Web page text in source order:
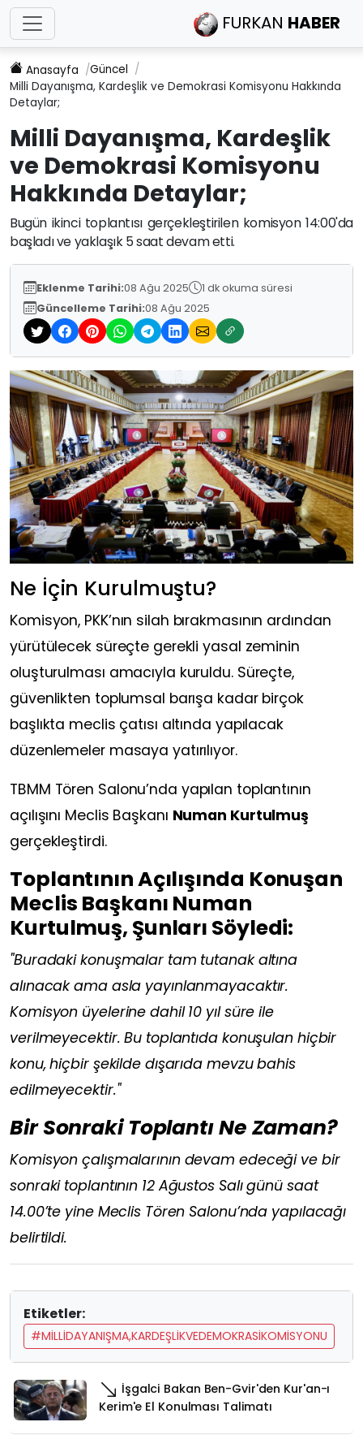
FURKAN HABER
Anasayfa
Güncel
Milli Dayanışma, Kardeşlik ve Demokrasi Komisyonu Hakkında
Detaylar;
Milli Dayanışma, Kardeşlik
ve Demokrasi Komisyonu
Hakkında Detaylar;
Bugün ikinci toplantısı gerçekleştirilen komisyon 14:00'da
başladı ve yaklaşık 5 saat devam etti.
Eklenme Tarihi:08 Ağu 2025
1 dk okuma süresi
Güncelleme Tarihi:08 Ağu 2025
Ne İçin Kurulmuştu?
Komisyon, PKK’nın silah bırakmasının ardından
yürütülecek süreçte gerekli yasal zeminin
oluşturulması amacıyla kuruldu. Süreçte,
güvenlikten toplumsal barışa kadar birçok
başlıkta meclis çatısı altında yapılacak
düzenlemeler masaya yatırılıyor.
TBMM Tören Salonu’nda yapılan toplantının
açılışını Meclis Başkanı Numan Kurtulmuş
gerçekleştirdi.
Toplantının Açılışında Konuşan
Meclis Başkanı Numan
Kurtulmuş, Şunları Söyledi:
"Buradaki konuşmalar tam tutanak altına
alınacak ama asla yayınlanmayacaktır.
Komisyon üyelerine dahil 10 yıl süre ile
verilmeyecektir. Bu toplantıda konuşulan hiçbir
konu, hiçbir şekilde dışarıda mevzu bahis
edilmeyecektir."
Bir Sonraki Toplantı Ne Zaman?
Komisyon çalışmalarının devam edeceği ve bir
sonraki toplantının 12 Ağustos Salı günü saat
14.00’te yine Meclis Tören Salonu’nda yapılacağı
belirtildi.
Etiketler:
#MILLIDAYANIŞMA,KARDEŞLIKVEDEMOKRASIKOMISYONU
İşgalci Bakan Ben-Gvir'den Kur'an-ı
Kerim'e El Konulması Talimatı